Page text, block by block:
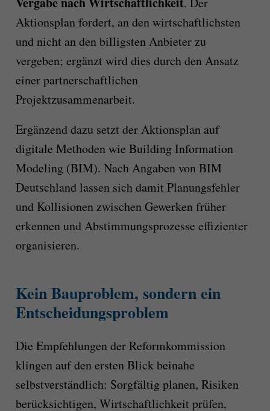
Aktionsplan fordert, an den wirtschaftlichsten
und nicht an den billigsten Anbieter zu
vergeben; ergänzt wird dies durch den Ansatz
einer partnerschaftlichen
Projektzusammenarbeit.
Ergänzend dazu setzt der Aktionsplan auf
digitale Methoden wie Building Information
Modeling (BIM). Nach Angaben von BIM
Deutschland lassen sich damit Planungsfehler
und Kollisionen zwischen Gewerken früher
erkennen und Abstimmungsprozesse effizienter
organisieren.
Kein Bauproblem, sondern ein
Entscheidungsproblem
Die Empfehlungen der Reformkommission
klingen auf den ersten Blick beinahe
selbstverständlich: Sorgfältig planen, Risiken
berücksichtigen, Wirtschaftlichkeit prüfen,